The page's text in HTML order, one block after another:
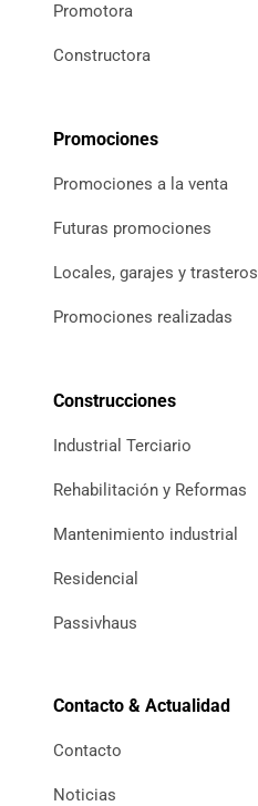
Promotora
Constructora
Promociones
Promociones a la venta
Futuras promociones
Locales, garajes y trasteros
Promociones realizadas
Construcciones
Industrial Terciario
Rehabilitación y Reformas
Mantenimiento industrial
Residencial
Passivhaus
Contacto & Actualidad
Contacto
Noticias